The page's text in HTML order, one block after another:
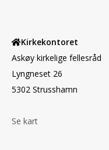
Kirkekontoret
Askøy kirkelige fellesråd
Lyngneset 26
5302 Strusshamn
Se kart